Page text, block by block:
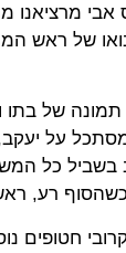
מרציאנו
לבואו
של בתו
על
כל
כשהסוף רע,
חטופים